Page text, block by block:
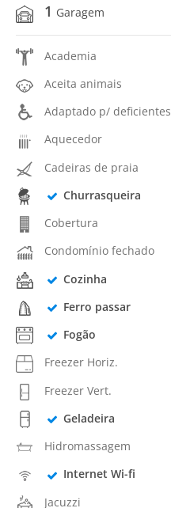
1 Garagem
Academia
Aceita animais
Adaptado p/ deficientes
Aquecedor
Cadeiras de praia
Churrasqueira
Cobertura
Condomínio fechado
Cozinha
Ferro passar
Fogão
Freezer Horiz.
Freezer Vert.
Geladeira
Hidromassagem
Internet Wi-fi
Jacuzzi